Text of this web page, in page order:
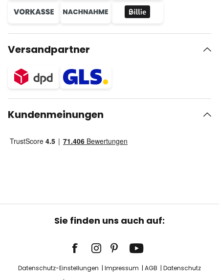
Versandpartner
Kundenmeinungen
Sie finden uns auch auf:
Datenschutz-Einstellungen Impressum AGB
Datenschutz